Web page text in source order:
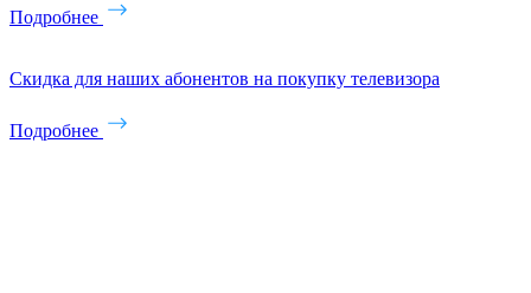
Подробнее
Скидка для наших абонентов на покупку телевизора
Подробнее